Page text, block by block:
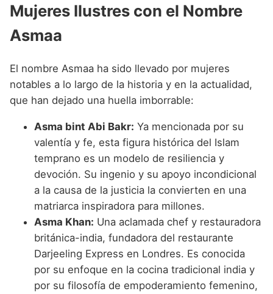
Mujeres Ilustres con el Nombre
Asmaa
El nombre Asmaa ha sido llevado por mujeres
notables a lo largo de la historia y en la actualidad,
que han dejado una huella imborrable:
Asma bint Abi Bakr: Ya mencionada por su
valentía y fe, esta figura histórica del Islam
temprano es un modelo de resiliencia y
devoción. Su ingenio y su apoyo incondicional
a la causa de la justicia la convierten en una
matriarca inspiradora para millones.
Asma Khan: Una aclamada chef y restauradora
británica-india, fundadora del restaurante
Darjeeling Express en Londres. Es conocida
por su enfoque en la cocina tradicional india y
por su filosofía de empoderamiento femenino,